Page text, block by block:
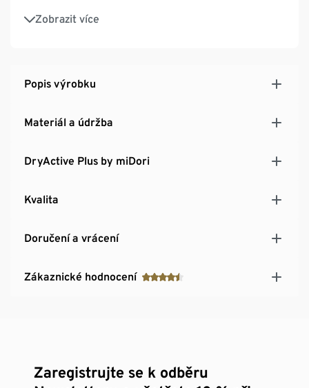
Zobrazit více
S elastanem: dobře drží tvar, perfektně sedí, a
Lehce zdrsněná vnitřní strana: dobře udržuje teplo
Popis výrobku
Materiál a údržba
DryActive Plus by miDori
Kvalita
Doručení a vrácení
Zákaznické hodnocení
Zaregistrujte se k odběru